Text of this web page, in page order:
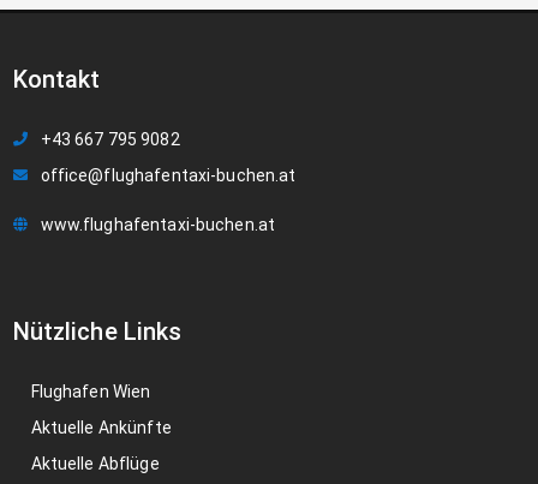
Kontakt
+43 667 795 9082
office@flughafentaxi-buchen.at
www.flughafentaxi-buchen.at
Nützliche Links
Flughafen Wien
Aktuelle Ankünfte
Aktuelle Abflüge